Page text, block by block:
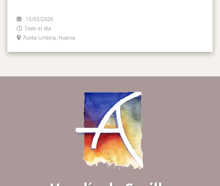
15/03/2026
Todo el día
Punta Umbría, Huelva